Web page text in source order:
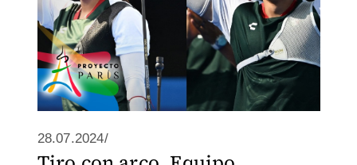
28.07.2024/